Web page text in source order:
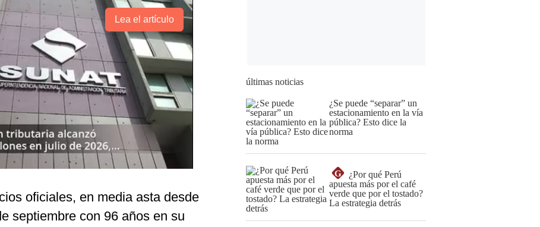
Lea el artículo
oficiales, en media asta desde
septiembre con 96 años en su
últimas noticias
¿Se puede “separar” un
estacionamiento en la vía
pública? Esto dice la
norma
G
¿Por qué Perú
apuesta más por el café
verde que por el tostado?
La estrategia detrás